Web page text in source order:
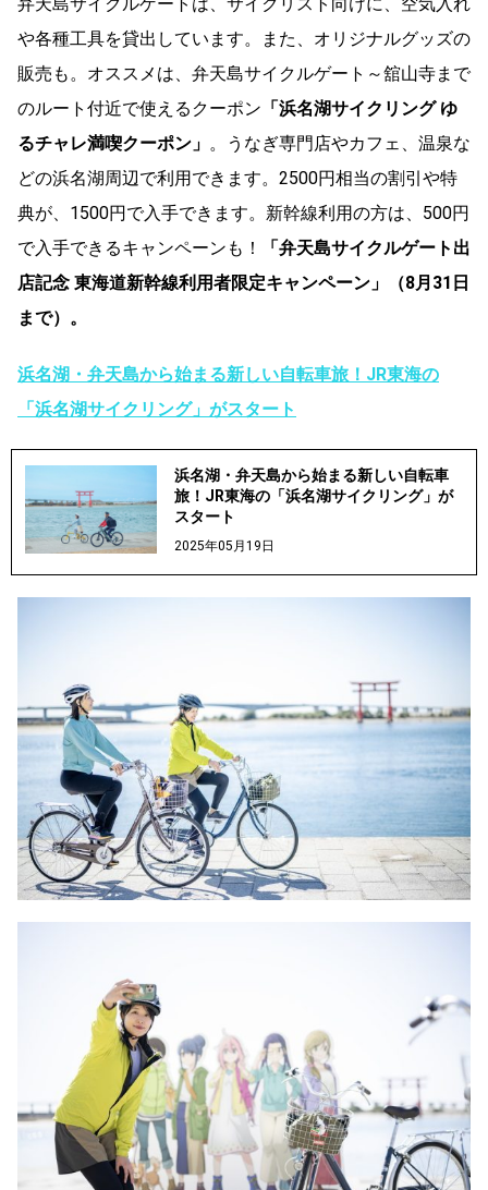
や各種工具を貸出しています。また、オリジナルグッズの
販売も。オススメは、弁天島サイクルゲート～舘山寺まで
のルート付近で使えるクーポン 「浜名湖サイクリング ゆ
るチャレ満喫クーポン」 。うなぎ専門店やカフェ、温泉な
どの浜名湖周辺で利用できます。2500円相当の割引や特
典が、1500円で入手できます。新幹線利用の方は、500円
で入手できるキャンペーンも！
「弁天島サイクルゲート出
店記念 東海道新幹線利用者限定キャンペーン」（8月31日
まで）。
浜名湖・弁天島から始まる新しい自転車旅！JR東海の
「浜名湖サイクリング」がスタート
浜名湖・弁天島から始まる新しい自転車
旅！JR東海の「浜名湖サイクリング」が
スタート
2025年05月19日